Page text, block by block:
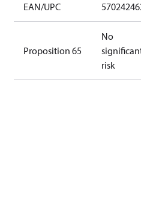
EAN/UPC
Proposition 65
No
risk